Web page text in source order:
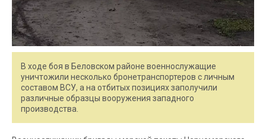
В ходе боя в Беловском районе военнослужащие
уничтожили несколько бронетранспортеров с личным
составом ВСУ, а на отбитых позициях заполучили
различные образцы вооружения западного
производства.